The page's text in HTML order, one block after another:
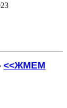
<<ЖМЕМ